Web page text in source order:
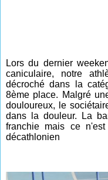
Lors du dernier
caniculaire, notre
décroché dans la
8ème place. Malgré
douloureux, le
dans la douleur. La
franchie mais ce
décathlonien